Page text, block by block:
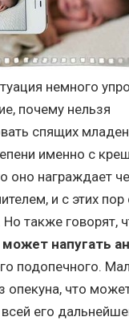
немного
почему нельзя
спящих
именно с
оно награждает
и с этих пор
также говорят,
напугать
подопечного.
опекуна, что
всей его